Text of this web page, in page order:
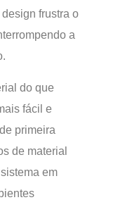
frustra o
a
do que
fácil e
primeira
de material
em